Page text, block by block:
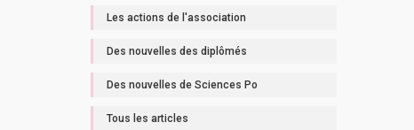
Les actions de l'association
Des nouvelles des diplômés
Des nouvelles de Sciences Po
Tous les articles